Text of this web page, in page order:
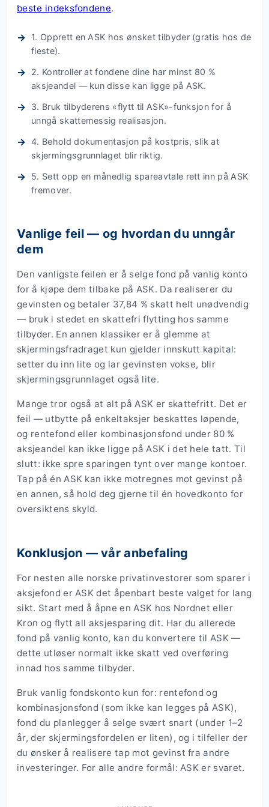
beste indeksfondene.
1. Opprett en ASK hos ønsket tilbyder (gratis hos de
fleste).
2. Kontroller at fondene dine har minst 80 %
aksjeandel — kun disse kan ligge på ASK.
3. Bruk tilbyderens «flytt til ASK»-funksjon for å
unngå skattemessig realisasjon.
4. Behold dokumentasjon på kostpris, slik at
skjermingsgrunnlaget blir riktig.
5. Sett opp en månedlig spareavtale rett inn på ASK
fremover.
Vanlige feil — og hvordan du unngår
dem
Den vanligste feilen er å selge fond på vanlig konto
for å kjøpe dem tilbake på ASK. Da realiserer du
gevinsten og betaler 37,84 % skatt helt unødvendig
— bruk i stedet en skattefri flytting hos samme
tilbyder. En annen klassiker er å glemme at
skjermingsfradraget kun gjelder innskutt kapital:
setter du inn lite og lar gevinsten vokse, blir
skjermingsgrunnlaget også lite.
Mange tror også at alt på ASK er skattefritt. Det er
feil — utbytte på enkeltaksjer beskattes løpende,
og rentefond eller kombinasjonsfond under 80 %
aksjeandel kan ikke ligge på ASK i det hele tatt. Til
slutt: ikke spre sparingen tynt over mange kontoer.
Tap på én ASK kan ikke motregnes mot gevinst på
en annen, så hold deg gjerne til én hovedkonto for
oversiktens skyld.
Konklusjon — vår anbefaling
For nesten alle norske privatinvestorer som sparer i
aksjefond er ASK det åpenbart beste valget for lang
sikt. Start med å åpne en ASK hos Nordnet eller
Kron og flytt all aksjesparing dit. Har du allerede
fond på vanlig konto, kan du konvertere til ASK —
dette utløser normalt ikke skatt ved overføring
innad hos samme tilbyder.
Bruk vanlig fondskonto kun for: rentefond og
kombinasjonsfond (som ikke kan legges på ASK),
fond du planlegger å selge svært snart (under 1–2
år, der skjermingsfordelen er liten), og i tilfeller der
du ønsker å realisere tap mot gevinst fra andre
investeringer. For alle andre formål: ASK er svaret.